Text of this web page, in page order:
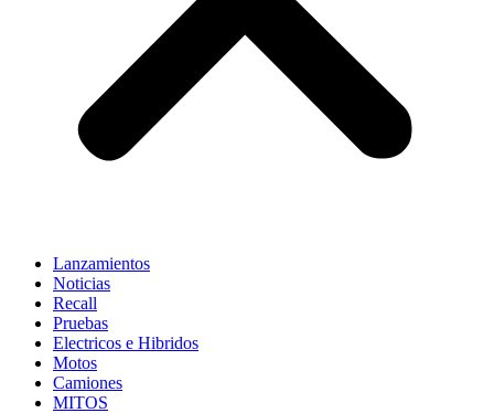
Lanzamientos
Noticias
Recall
Pruebas
Electricos e Hibridos
Motos
Camiones
MITOS